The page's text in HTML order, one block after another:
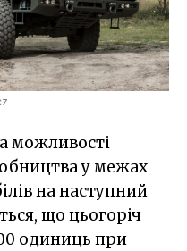
можливості
у межах
на наступний
що цьогоріч
одиниць при